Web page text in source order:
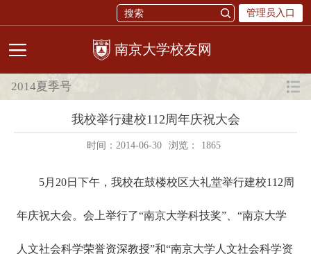
管理员入口
校友网
2014夏季号
我校举行建校112周年庆祝大会
时间：2014-06-30 浏览： 1865
5月20日下午，我校在鼓楼校区大礼堂举行建校112周
年庆祝大会。会上举行了“南京大学科技奖”、“南京大学
人文社会科学荣誉资深教授”和“南京大学人文社会科学资